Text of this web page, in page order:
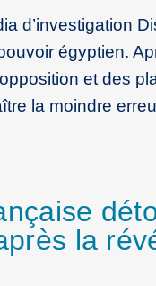
d’investigation
égyptien.
et des
la moindre
la